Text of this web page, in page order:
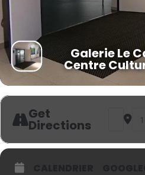
Galerie Le
Centre
Get
Directions